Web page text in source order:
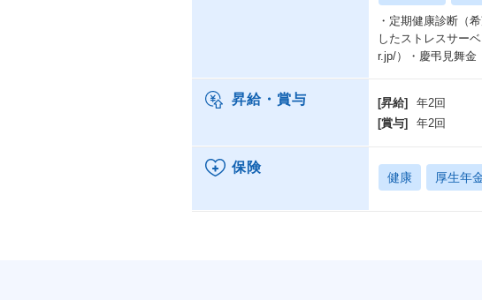
・定期健康診断（
したストレスサー
r.jp/）・慶弔見舞金
昇給・賞与 [昇給]
年2回
[賞与]
年2回
保険
健康 厚生年